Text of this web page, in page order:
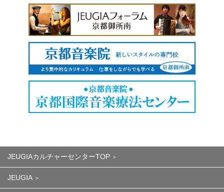
JEUGIAカルチャーセンターTOP
JEUGIA